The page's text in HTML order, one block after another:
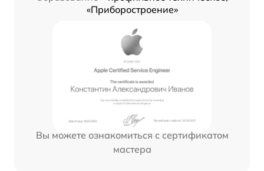
«Приборостроение»
Вы можете ознакомиться с сертификатом
мастера